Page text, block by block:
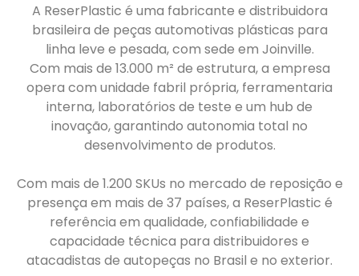
A ReserPlastic é uma fabricante e distribuidora
brasileira de peças automotivas plásticas para
linha leve e pesada, com sede em Joinville.
Com mais de 13.000 m² de estrutura, a empresa
opera com unidade fabril própria, ferramentaria
interna, laboratórios de teste e um hub de
inovação, garantindo autonomia total no
desenvolvimento de produtos.
Com mais de 1.200 SKUs no mercado de reposição e
presença em mais de 37 países, a ReserPlastic é
referência em qualidade, confiabilidade e
capacidade técnica para distribuidores e
atacadistas de autopeças no Brasil e no exterior.